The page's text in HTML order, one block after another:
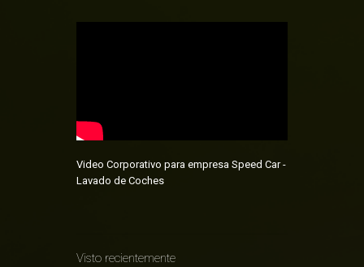
Video Corporativo para empresa Speed Car -
Lavado de Coches
Visto recientemente